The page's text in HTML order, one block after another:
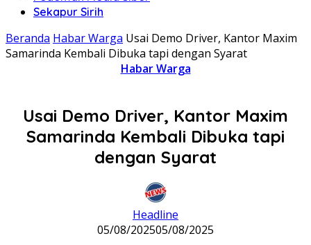
Sekapur Sirih
Beranda Habar Warga Usai Demo Driver, Kantor Maxim
Samarinda Kembali Dibuka tapi dengan Syarat
Habar Warga
Usai Demo Driver, Kantor Maxim
Samarinda Kembali Dibuka tapi
dengan Syarat
Headline
05/08/202505/08/2025